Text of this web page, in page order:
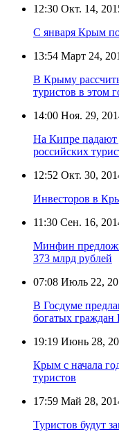
12:30 Окт. 14,
С января Крым
13:54 Март 24,
В Крыму
туристов в этом
14:00 Ноя. 29,
На Кипре падают
российских
12:52 Окт. 30,
Инвесторов в
11:30 Сен. 16,
Минфин
373 млрд рублей
07:08 Июль 22,
В Госдуме
богатых
19:19 Июнь 28,
Крым с начала
туристов
17:59 Май 28,
Туристов будут